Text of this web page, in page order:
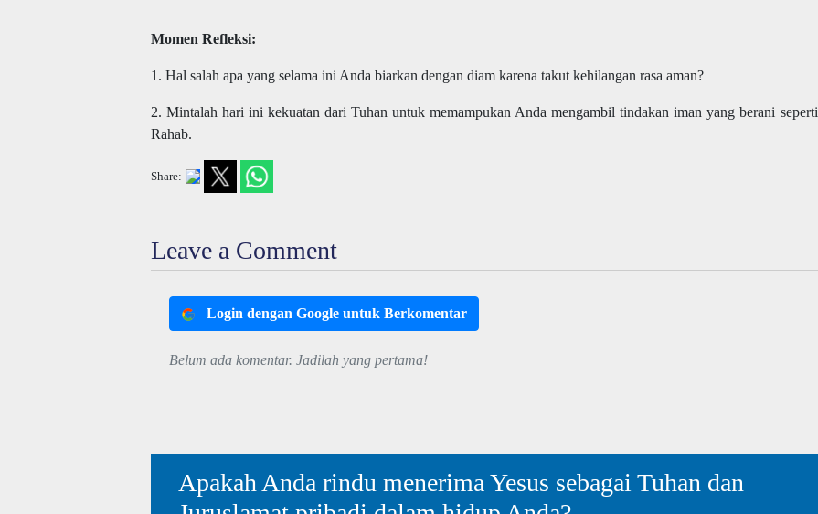
Momen Refleksi:
1. Hal salah apa yang selama ini Anda biarkan dengan diam karena takut kehilangan rasa aman?
2. Mintalah hari ini kekuatan dari Tuhan untuk memampukan Anda mengambil tindakan iman yang berani seperti
Rahab.
Share:
Leave a Comment
Login dengan Google untuk Berkomentar
Belum ada komentar. Jadilah yang pertama!
Apakah Anda rindu menerima Yesus sebagai Tuhan dan